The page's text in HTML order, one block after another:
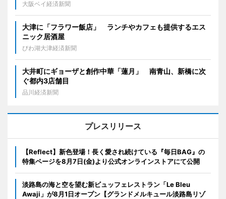
大阪ベイ経済新聞
大津に「フラワー飯店」 ランチやカフェも提供するエス
ニック居酒屋
びわ湖大津経済新聞
大井町にギョーザと創作中華「蓮月」 南青山、新橋に次
ぐ都内3店舗目
品川経済新聞
プレスリリース
【Reflect】新色登場！長く愛され続けている『毎日BAG』の
特集ページを8月7日(金)より公式オンラインストアにて公開
淡路島の海と空を望む新ビュッフェレストラン「Le Bleu
Awaji」が8月1日オープン【グランドメルキュール淡路島リゾ